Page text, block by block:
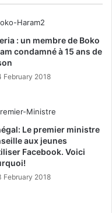
: un membre de Boko
condamné à 15 ans de
February 2018
Le premier ministre
aux jeunes
Facebook. Voici
February 2018